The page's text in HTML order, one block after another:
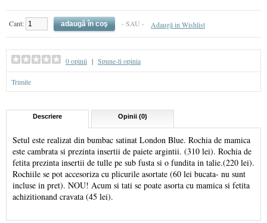
Cant: - SAU - Adaugă in Wishlist
0 opinii | Spune-ti opinia
Trimite
Descriere Opinii (0)
Setul este realizat din bumbac satinat London Blue. Rochia de mamica
este cambrata si prezinta insertii de paiete argintii. (310 lei). Rochia de
fetita prezinta insertii de tulle pe sub fusta si o fundita in talie.(220 lei).
Rochiile se pot accesoriza cu plicurile asortate (60 lei bucata- nu sunt
incluse in pret). NOU! Acum si tati se poate asorta cu mamica si fetita
achizitionand cravata (45 lei).